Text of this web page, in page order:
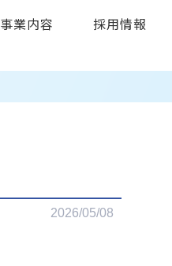
事業内容 採用情報
2026/05/08